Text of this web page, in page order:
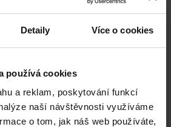
Detaily Více o cookies
používá cookies
a reklam, poskytování funkcí
naší návštěvnosti využíváme
o tom, jak náš web používáte,